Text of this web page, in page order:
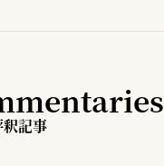
釈記事